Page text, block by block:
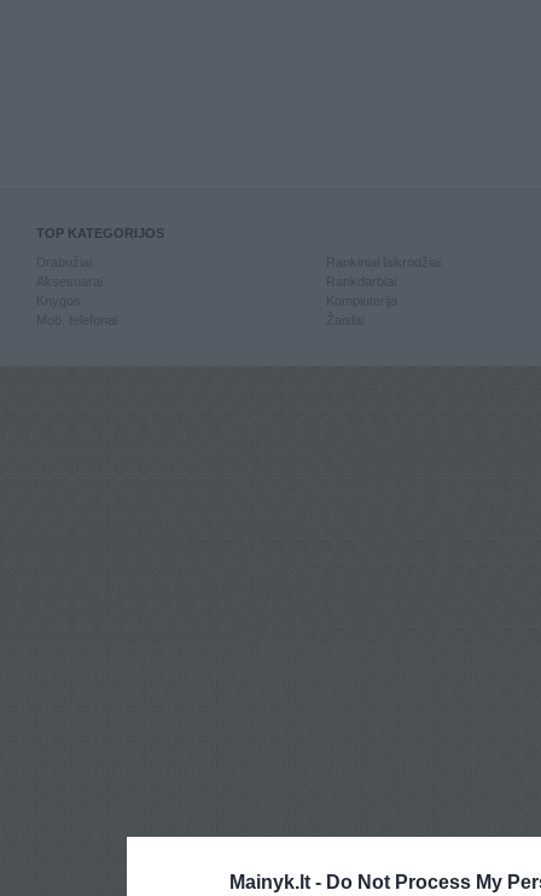
Mainyk.lt - Do Not Process My
TOP KATEGORIJOS
Knygos
Mob. telefonai
Kompiuterija
Žaislai